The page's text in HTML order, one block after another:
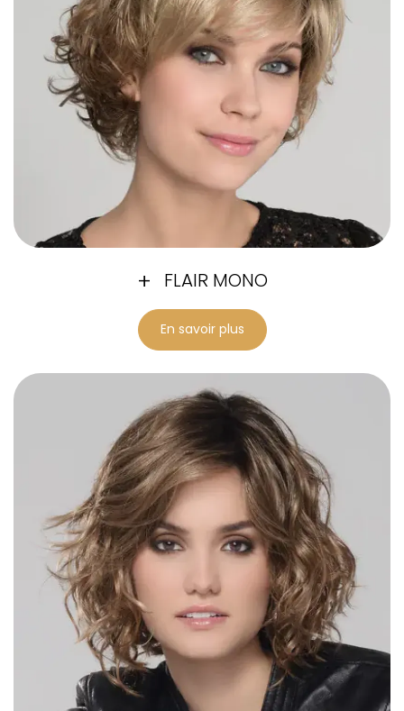
FLAIR MONO
En savoir plus